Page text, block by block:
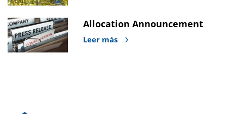
Allocation Announcement
Leer más